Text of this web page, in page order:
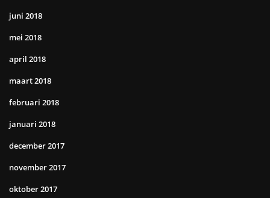
juni 2018
mei 2018
april 2018
maart 2018
februari 2018
januari 2018
december 2017
november 2017
oktober 2017